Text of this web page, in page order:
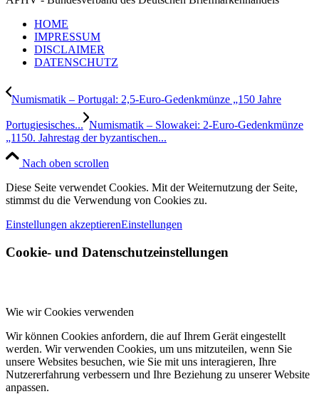
HOME
IMPRESSUM
DISCLAIMER
DATENSCHUTZ
Numismatik – Portugal: 2,5-Euro-Gedenkmünze „150 Jahre
Portugiesisches... Numismatik – Slowakei: 2-Euro-Gedenkmünze
„1150. Jahrestag der byzantischen...
Nach oben scrollen
Diese Seite verwendet Cookies. Mit der Weiternutzung der Seite,
stimmst du die Verwendung von Cookies zu.
Einstellungen akzeptierenEinstellungen
Cookie- und Datenschutzeinstellungen
Wie wir Cookies verwenden
Wir können Cookies anfordern, die auf Ihrem Gerät eingestellt
werden. Wir verwenden Cookies, um uns mitzuteilen, wenn Sie
unsere Websites besuchen, wie Sie mit uns interagieren, Ihre
Nutzererfahrung verbessern und Ihre Beziehung zu unserer Website
anpassen.